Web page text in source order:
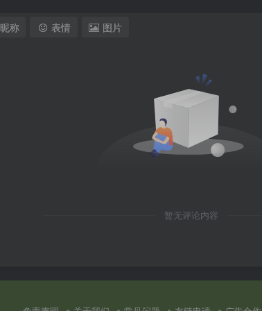
昵称 表情 图片
暂无评论内容